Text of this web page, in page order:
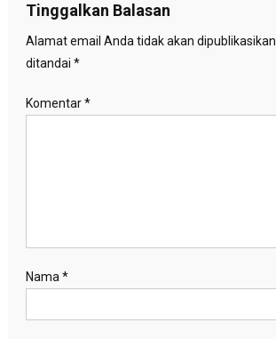
Tinggalkan Balasan
Alamat email Anda tidak akan dipublikasikan.
ditandai *
Komentar*
Nama *